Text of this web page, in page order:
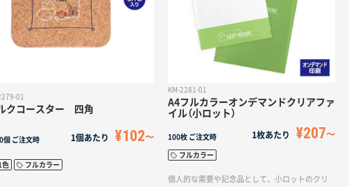
01
クコースター 四角
個 ご注文時 1個あたり ¥102
色 フルカラー
KM-2281-01
A4フルカラーオンデマンドクリアファ
イル（小ロット）
100枚 ご注文時 1枚あたり ¥207
フルカラー
個人的な需要や記念品として、小ロットのクリ